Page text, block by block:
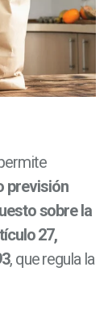
previsión
sobre la
27,
, que regula la